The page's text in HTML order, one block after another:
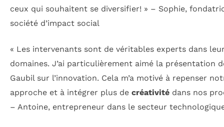
ceux qui souhaitent se diversifier! » – Sophie,
société d’impact social
« Les intervenants sont de véritables experts dans
domaines. J’ai particulièrement aimé la présentation
Gaubil sur l’innovation. Cela m’a motivé à repenser
approche et à intégrer plus de créativité dans nos
– Antoine, entrepreneur dans le secteur